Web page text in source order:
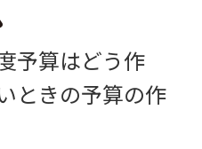
予算はどう作
ときの予算の作